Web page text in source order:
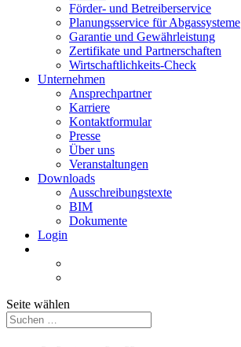
Förder- und Betreiberservice
Planungsservice für Abgassysteme
Garantie und Gewährleistung
Zertifikate und Partnerschaften
Wirtschaftlichkeits-Check
Unternehmen
Ansprechpartner
Karriere
Kontaktformular
Presse
Über uns
Veranstaltungen
Downloads
Ausschreibungstexte
BIM
Dokumente
Login
Seite wählen